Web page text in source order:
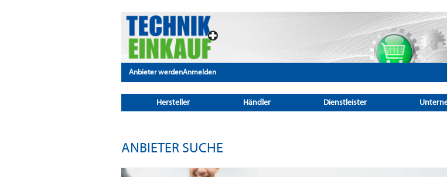
Anbieter werdenAnmelden
Hersteller Händler Dienstleister
ANBIETER SUCHE